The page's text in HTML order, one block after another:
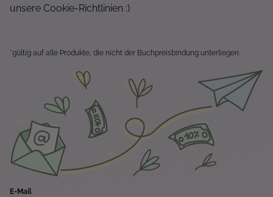
unsere Cookie-Richtlinien :)
*gültig auf alle Produkte, die nicht der Buchpreisbindung unterliegen.
E-Mail